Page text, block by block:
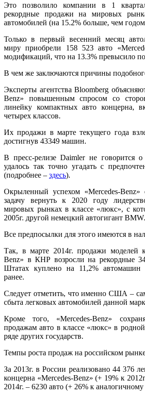
Это позволило компании в 1
рекордные продажи на мировых
автомобилей (на 15.2% больше, чем
Только в первый весенний месяц
миру приобрели 158 523 авто
модификаций, что на 13.3% превысило
В чем же заключаются причины
Эксперты агентства Bloomberg
Benz» повышенным спросом со
линейку компактных авто концерна,
четырех классов.
Их продажи в марте текущего года
достигнув 43349 машин.
В пресс-релизе Daimler не говорится
удалось так точно угадать с
(подробнее – здесь).
Окрыленный успехом «Mercedes-Benz»
задачу вернуть к 2020 году
мировых рынках в классе «люкс», с
2005г. другой немецкий автогигант BMW.
Все предпосылки для этого имеются в
Так, в марте 2014г. продажи моделей
Benz» в КНР возросли на рекордные
Штатах куплено на 11,2%
ранее.
Следует отметить, что именно США –
сбыта легковых автомобилей данной
Кроме того, «Mercedes-Benz»
продажам авто в классе «люкс» в
ряде других государств.
Темпы роста продаж на российском
За 2013г. в России реализовано 44 376
концерна «Mercedes-Benz» (+ 19% к
2014г. – 6230 авто (+ 26% к